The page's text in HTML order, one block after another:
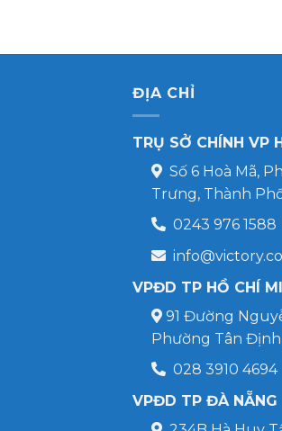
ĐỊA CHỈ
TRỤ SỞ CHÍNH VP
Số 6 Hoà Mã,
Trưng, Thành
0243 976 1588
VPĐD TP HỒ CHÍ
91 Đường
Phường Tân
028 3910 4694
VPĐD TP ĐÀ NẴNG